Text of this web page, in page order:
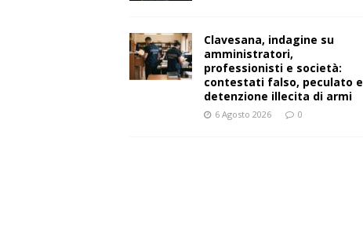
Clavesana, indagine su
amministratori,
professionisti e società:
contestati falso, peculato e
detenzione illecita di armi
6 Agosto 2026 0